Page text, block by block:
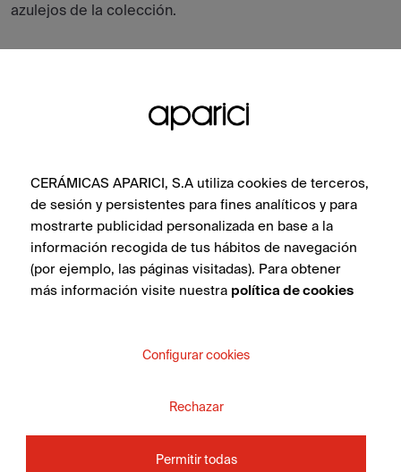
azulejos de la colección.
¿QUIERES MÁS
EL PRODUCTO?
Tanto si eres un profesional del interiorismo, arquitecto,
equipo de Cerámicas Aparici y te asesoremos para dar
solución a tus necesidades. En breve nos podremos en
CERÁMICAS APARICI, S.A utiliza cookies de terceros,
de sesión y persistentes para fines analíticos y para
mostrarte publicidad personalizada en base a la
información recogida de tus hábitos de navegación
(por ejemplo, las páginas visitadas). Para obtener
más información visite nuestra política de cookies
Configurar cookies
Rechazar
Permitir todas